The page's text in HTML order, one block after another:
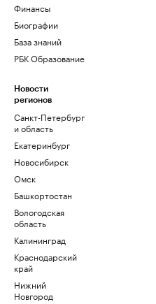
Финансы
Биографии
База знаний
РБК Образование
Новости
регионов
Санкт-Петербург
и область
Екатеринбург
Новосибирск
Омск
Башкортостан
Вологодская
область
Калининград
Краснодарский
край
Нижний
Новгород